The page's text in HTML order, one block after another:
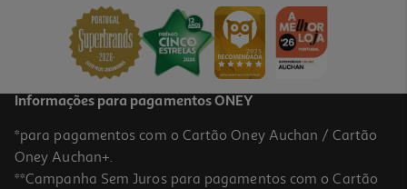
Price reduced from
11,39 €
Informações para pagamentos ONEY
*para pagamentos com o Cartão Oney Auchan / Cartão
Oney Auchan+.
**Campanha Sem Juros para pagamentos com o Cartão